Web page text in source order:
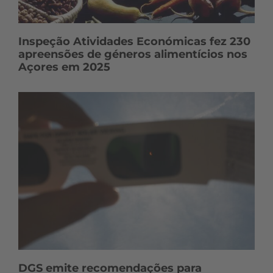
Inspeção Atividades Económicas fez 230
apreensões de géneros alimentícios nos
Açores em 2025
DGS emite recomendações para